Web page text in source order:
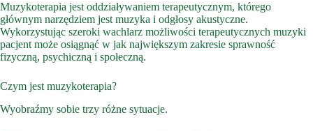
Muzykoterapia jest oddziaływaniem terapeutycznym, którego
głównym narzędziem jest muzyka i odgłosy akustyczne.
Wykorzystując szeroki wachlarz możliwości terapeutycznych muzyki
pacjent może osiągnąć w jak największym zakresie sprawność
fizyczną, psychiczną i społeczną.
Czym jest muzykoterapia?
Wyobraźmy sobie trzy różne sytuacje.